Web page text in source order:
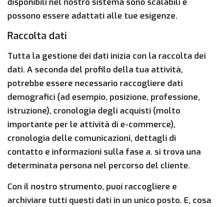
possono essere adattati alle tue esigenze.
Raccolta dati
Tutta la gestione dei dati inizia con la raccolta dei
dati. A seconda del profilo della tua attività,
potrebbe essere necessario raccogliere dati
demografici (ad esempio, posizione, professione,
istruzione), cronologia degli acquisti (molto
importante per le attività di e-commerce),
cronologia delle comunicazioni, dettagli di
contatto e informazioni sulla fase a. si trova una
determinata persona nel percorso del cliente.
Con il nostro strumento, puoi raccogliere e
archiviare tutti questi dati in un unico posto. E, cosa